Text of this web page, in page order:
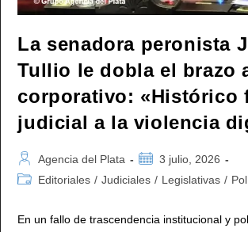
La senadora peronista
Tullio le dobla el brazo
corporativo: «Histórico
judicial a la violencia
Autor
de
Agencia del Plata
Publicación
de
3 julio, 2026
Categoría
Editoriales / Judiciales / Legislativas /
En un fallo de trascendencia institucional y